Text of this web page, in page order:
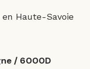
Haute-Savoie
/ 6000D